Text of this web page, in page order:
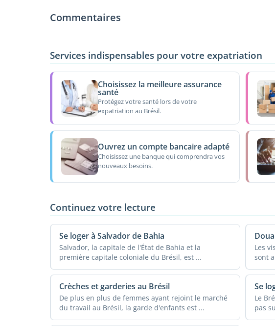
Commentaires
Services indispensables pour votre expatriation
Choisissez la meilleure assurance
santé
Protégez votre santé lors de votre
expatriation au Brésil.
Ouvrez un compte bancaire adapté
Choisissez une banque qui comprendra vos
nouveaux besoins.
Continuez votre lecture
Se loger à Salvador de Bahia
Salvador, la capitale de l'État de Bahia et la
première capitale coloniale du Brésil, est ...
Les
sont
Crèches et garderies au Brésil
De plus en plus de femmes ayant rejoint le marché
du travail au Brésil, la garde d'enfants est ...
Se
Le
pas